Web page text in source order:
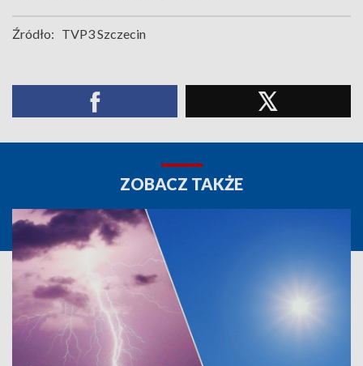
Źródło: TVP3 Szczecin
ZOBACZ TAKŻE